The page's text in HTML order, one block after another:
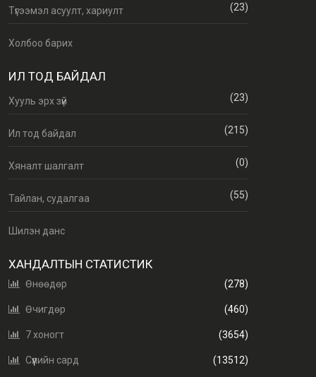
Түгээмэл асуулт, хариулт (23)
Холбоо барих
ИЛ ТОД БАЙДАЛ
Хууль эрх зүй (23)
Ил тод байдал (215)
Хяналт шалгалт (0)
Тайлан, судалгаа (55)
Шилэн данс
ХАНДАЛТЫН СТАТИСТИК
Өнөөдөр (278)
Өчигдөр (460)
7 хоногт (3654)
Сүүлийн сард (13512)